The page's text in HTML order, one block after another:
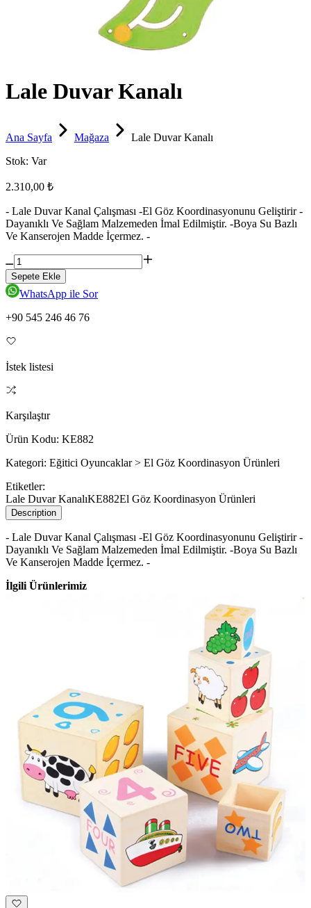
Lale Duvar Kanalı
Ana Sayfa Mağaza
Lale Duvar Kanalı
Stok: Var
2.310,00 ₺
- Lale Duvar Kanal Çalışması -El Göz Koordinasyonunu Geliştirir -
Dayanıklı Ve Sağlam Malzemeden İmal Edilmiştir. -Boya Su Bazlı
Ve Kanserojen Madde İçermez. -
Sepete Ekle
WhatsApp ile Sor
+90 545 246 46 76
İstek listesi
Karşılaştır
Ürün Kodu: KE882
Kategori: Eğitici Oyuncaklar > El Göz Koordinasyon Ürünleri
Etiketler:
Lale Duvar KanalıKE882El Göz Koordinasyon Ürünleri
Description
- Lale Duvar Kanal Çalışması -El Göz Koordinasyonunu Geliştirir -
Dayanıklı Ve Sağlam Malzemeden İmal Edilmiştir. -Boya Su Bazlı
Ve Kanserojen Madde İçermez. -
İlgili Ürünlerimiz